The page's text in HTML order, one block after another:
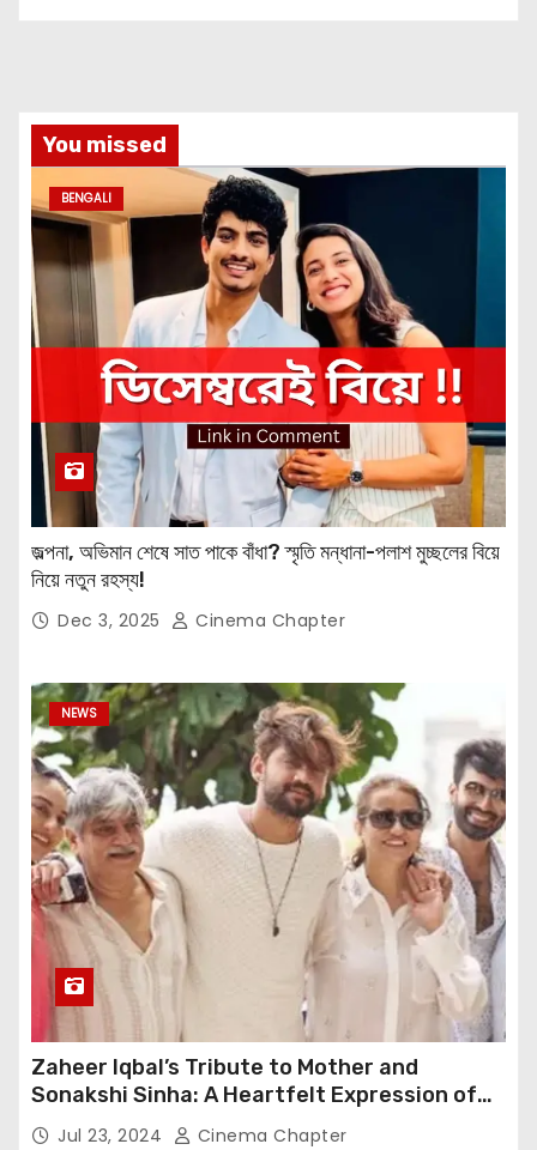
You missed
BENGALI
জল্পনা, অভিমান শেষে সাত পাকে বাঁধা? স্মৃতি মন্ধানা-পলাশ মুচ্ছলের বিয়ে
নিয়ে নতুন রহস্য!
Dec 3, 2025 Cinema Chapter
NEWS
Zaheer Iqbal’s Tribute to Mother and
Sonakshi Sinha: A Heartfelt Expression of
Gratitude
Jul 23, 2024 Cinema Chapter